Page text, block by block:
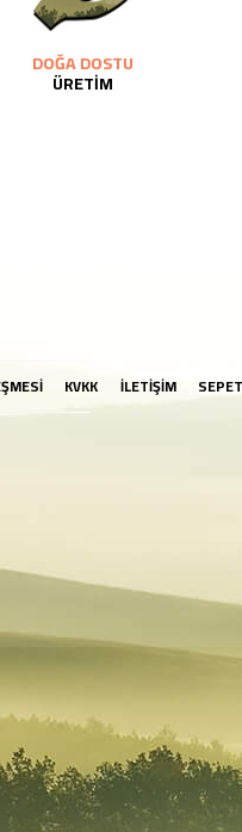
DOĞA DOSTU
ÜRETİM
KVKK İLETİŞİM